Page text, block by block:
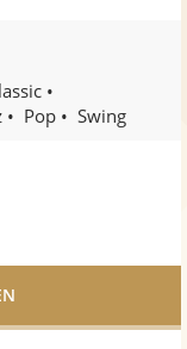
Pop Swing